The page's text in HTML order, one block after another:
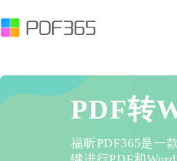
PDF转
福昕PDF365是一